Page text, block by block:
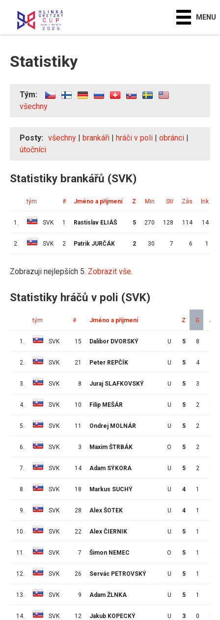
MENU
Statistiky
Tým:
všechny
Posty: všechny | brankáři | hráči v poli | obránci |
útočníci
Statistiky brankářů (SVK)
tým # Jméno a příjmení Z Min Stř Zás Ink
1. SVK 1 Rastislav ELIÁŠ 5 270 128 114 14
2. SVK 2 Patrik JURČÁK 2 30 7 6 1
Zobrazuji nejlepších 5. Zobrazit vše.
Statistiky hráčů v poli (SVK)
tým # Jméno a příjmení Z G A
1. SVK 15 Dalibor DVORSKÝ U 5 8
2. SVK 21 Peter REPČÍK U 5 4
3. SVK 8 Juraj SLAFKOVSKÝ U 5 3 6
4. SVK 10 Filip MEŠÁR U 5 2 6
5. SVK 11 Ondrej MOLNÁR U 5 2
6. SVK 3 Maxim ŠTRBÁK O 5 2
7. SVK 14 Adam SÝKORA U 5 2 0
8. SVK 18 Markus SUCHÝ U 4 1
9. SVK 28 Alex ŠOTEK U 4 1
10. SVK 22 Alex ČIERNIK U 5 1 6
11. SVK 7 Šimon NEMEC O 5 1 5
12. SVK 26 Servác PETROVSKÝ U 5 1
13. SVK 9 Adam ŽLNKA U 5 1 2
14. SVK 12 Jakub KOPECKÝ U 3 0 0